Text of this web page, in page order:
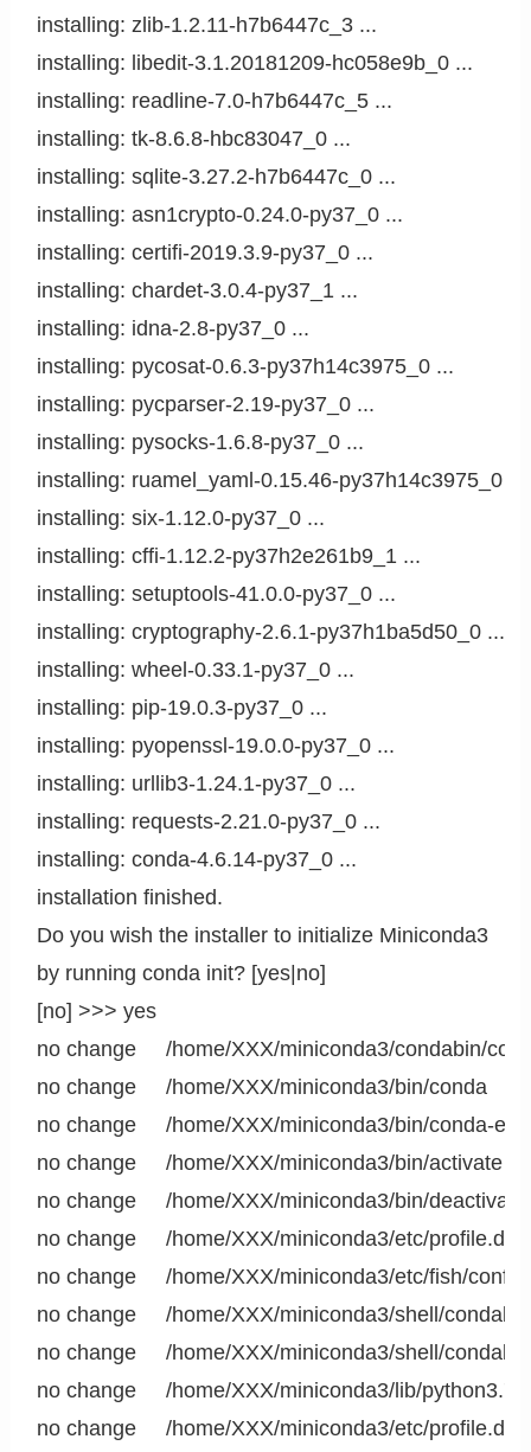
installing: zlib-1.2.11-h7b6447c_3 ...
installing: libedit-3.1.20181209-hc058e9b_0 ...
installing: readline-7.0-h7b6447c_5 ...
installing: tk-8.6.8-hbc83047_0 ...
installing: sqlite-3.27.2-h7b6447c_0 ...
installing: asn1crypto-0.24.0-py37_0 ...
installing: certifi-2019.3.9-py37_0 ...
installing: chardet-3.0.4-py37_1 ...
installing: idna-2.8-py37_0 ...
installing: pycosat-0.6.3-py37h14c3975_0 ...
installing: pycparser-2.19-py37_0 ...
installing: pysocks-1.6.8-py37_0 ...
installing: ruamel_yaml-0.15.46-py37h14c3975_0 ...
installing: six-1.12.0-py37_0 ...
installing: cffi-1.12.2-py37h2e261b9_1 ...
installing: setuptools-41.0.0-py37_0 ...
installing: cryptography-2.6.1-py37h1ba5d50_0 ...
installing: wheel-0.33.1-py37_0 ...
installing: pip-19.0.3-py37_0 ...
installing: pyopenssl-19.0.0-py37_0 ...
installing: urllib3-1.24.1-py37_0 ...
installing: requests-2.21.0-py37_0 ...
installing: conda-4.6.14-py37_0 ...
installation finished.
Do you wish the installer to initialize Miniconda3
by running conda init? [yes|no]
[no] >>> yes
no change     /home/XXX/miniconda3/condabin/
no change     /home/XXX/miniconda3/bin/conda
no change     /home/XXX/miniconda3/bin/conda-env
no change     /home/XXX/miniconda3/bin/activate
no change     /home/XXX/miniconda3/bin/deactivate
no change     /home/XXX/miniconda3/etc/profile.d/
no change     /home/XXX/miniconda3/etc/fish/
no change     /home/XXX/miniconda3/shell/
no change     /home/XXX/miniconda3/shell/
no change     /home/XXX/miniconda3/lib/
no change     /home/XXX/miniconda3/etc/profile.d/